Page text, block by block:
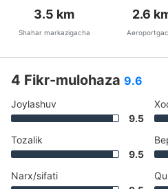
3.5 km
Shahar markazigacha
2.6
4 Fikr-mulohaza 9.6
Joylashuv
9.5
Tozalik
9.5
Narx/sifati